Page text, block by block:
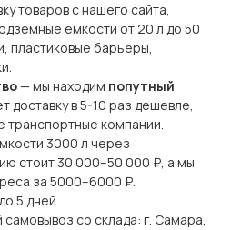
товаров с нашего сайта,
ёмкости от 20 л до 50
пластиковые барьеры,
— мы находим попутный
доставку в 5-10 раз дешевле,
транспортные компании.
3000 л через
стоит 30 000–50 000 ₽, а мы
за 5000–6000 ₽.
5 дней.
со склада: г. Самара,